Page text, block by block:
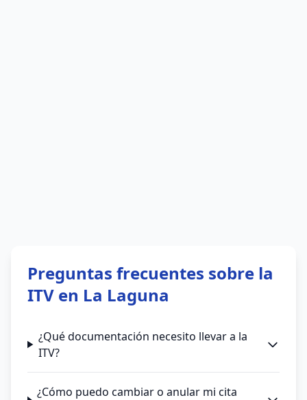
Preguntas frecuentes sobre la
ITV en La Laguna
¿Qué documentación necesito llevar a la
ITV?
¿Cómo puedo cambiar o anular mi cita